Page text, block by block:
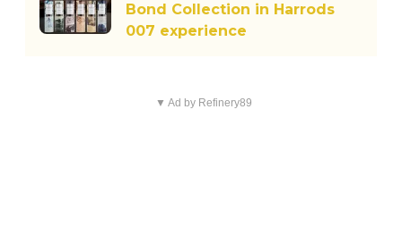
Bond Collection in Harrods
007 experience
▼ Ad by Refinery89